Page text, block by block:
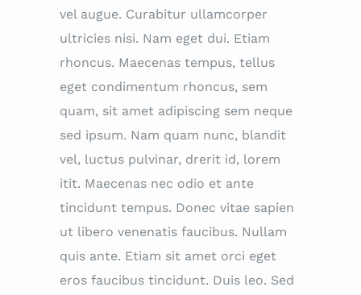
vel augue. Curabitur ullamcorper
ultricies nisi. Nam eget dui. Etiam
rhoncus. Maecenas tempus, tellus
eget condimentum rhoncus, sem
quam, sit amet adipiscing sem neque
sed ipsum. Nam quam nunc, blandit
vel, luctus pulvinar, drerit id, lorem
itit. Maecenas nec odio et ante
tincidunt tempus. Donec vitae sapien
ut libero venenatis faucibus. Nullam
quis ante. Etiam sit amet orci eget
eros faucibus tincidunt. Duis leo. Sed